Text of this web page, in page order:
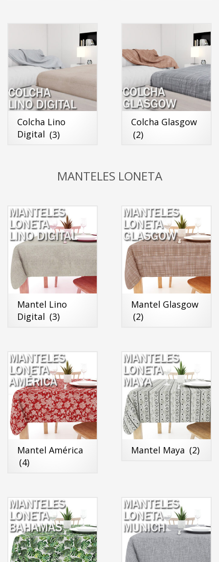
Colcha Lino
Digital (3)
Colcha Glasgow
(2)
MANTELES LONETA
Mantel Lino
Digital (3)
Mantel Glasgow
(2)
Mantel América
(4)
Mantel Maya (2)